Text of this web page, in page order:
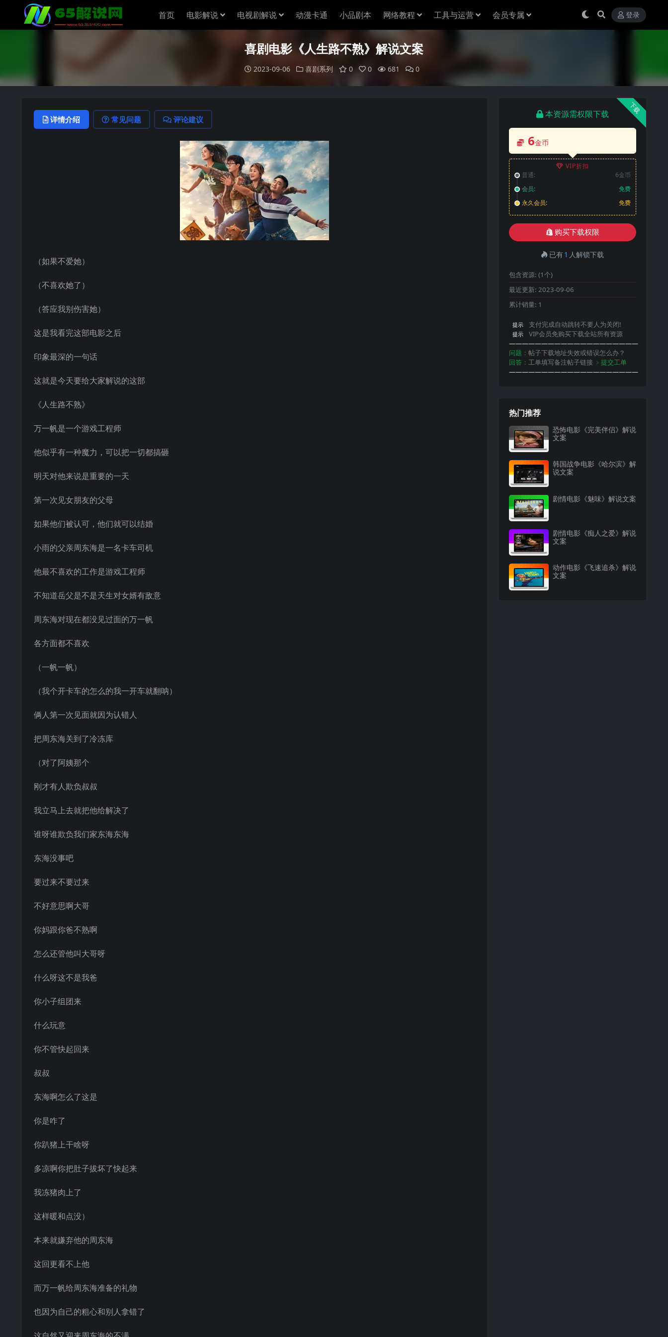
首页 电影解说 电视剧解说 动漫卡通 小品剧本 网络教程 工具与运营 会员专属 登录
喜剧电影《人生路不熟》解说文案
2023-09-06 喜剧系列 0 0 681 0
详情介绍 常见问题 评论建议
（如果不爱她）
（不喜欢她了）
（答应我别伤害她）
这是我看完这部电影之后
印象最深的一句话
这就是今天要给大家解说的这部
《人生路不熟》
万一帆是一个游戏工程师
他似乎有一种魔力，可以把一切都搞砸
明天对他来说是重要的一天
第一次见女朋友的父母
如果他们被认可，他们就可以结婚
小雨的父亲周东海是一名卡车司机
他最不喜欢的工作是游戏工程师
不知道岳父是不是天生对女婿有敌意
周东海对现在都没见过面的万一帆
各方面都不喜欢
（一帆一帆）
（我个开卡车的怎么的我一开车就翻呐）
俩人第一次见面就因为认错人
把周东海关到了冷冻库
（对了阿姨那个
刚才有人欺负叔叔
我立马上去就把他给解决了
谁呀谁欺负我们家东海东海
东海没事吧
要过来不要过来
不好意思啊大哥
你妈跟你爸不熟啊
怎么还管他叫大哥呀
什么呀这不是我爸
你小子组团来
什么玩意
你不管快起回来
叔叔
东海啊怎么了这是
你是咋了
你趴猪上干啥呀
多凉啊你把肚子拔坏了快起来
我冻猪肉上了
这样暖和点没）
本来就嫌弃他的周东海
这回更看不上他
而万一帆给周东海准备的礼物
也因为自己的粗心和别人拿错了
下载
本资源需权限下载
6金币
VIP折扣
普通:
6金币
会员:
免费
永久会员:
免费
购买下载权限
已有1 人解锁下载
包含资源: (1个)
最近更新: 2023-09-06
累计销量: 1
提示 支付完成自动跳转不要人为关闭!
提示
VIP会员免购买下载全站所有资源
————————————————————
问题： 帖子下载地址失效或错误怎么办？
回答： 工单填写备注帖子链接 ﹥提交工单
————————————————————
热门推荐
恐怖电影《完美伴侣》解说
文案
韩国战争电影《哈尔滨》解
说文案
剧情电影《魅味》解说文案
剧情电影《痴人之爱》解说
文案
动作电影《飞速追杀》解说
文案